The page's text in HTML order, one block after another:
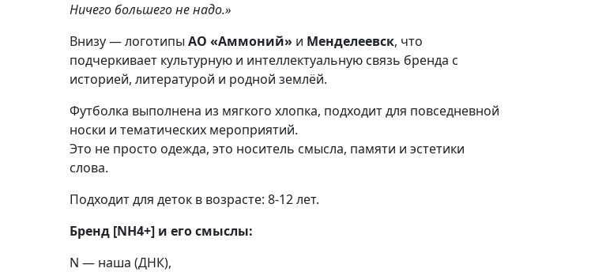
Ничего большего не надо.»
Внизу — логотипы АО «Аммоний» и Менделеевск, что
подчеркивает культурную и интеллектуальную связь бренда с
историей, литературой и родной землёй.
Футболка выполнена из мягкого хлопка, подходит для повседневной
носки и тематических мероприятий.
Это не просто одежда, это носитель смысла, памяти и эстетики
слова.
Подходит для деток в возрасте: 8-12 лет.
Бренд [NH4+] и его смыслы:
N — наша (ДНК),